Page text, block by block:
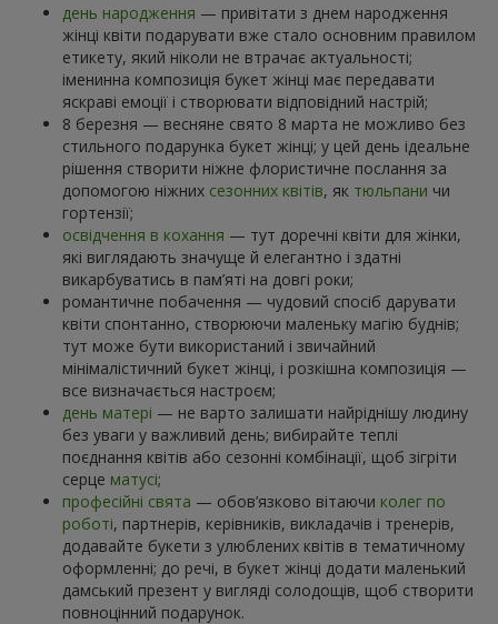
день народження — привітати з днем народження
жінці квіти подарувати вже стало основним правилом
етикету, який ніколи не втрачає актуальності;
іменинна композиція букет жінці має передавати
яскраві емоції і створювати відповідний настрій;
8 березня — весняне свято 8 марта не можливо без
стильного подарунка букет жінці; у цей день ідеальне
рішення створити ніжне флористичне послання за
допомогою ніжних сезонних квітів, як тюльпани чи
гортензії;
освідчення в кохання — тут доречні квіти для жінки,
які виглядають значуще й елегантно і здатні
викарбуватись в пам’яті на довгі роки;
романтичне побачення — чудовий спосіб дарувати
квіти спонтанно, створюючи маленьку магію буднів;
тут може бути використаний і звичайний
мінімалістичний букет жінці, і розкішна композиція —
все визначається настроєм;
день матері — не варто залишати найріднішу людину
без уваги у важливий день; вибирайте теплі
поєднання квітів або сезонні комбінації, щоб зігріти
серце матусі;
професійні свята — обов’язково вітаючи колег по
роботі, партнерів, керівників, викладачів і тренерів,
додавайте букети з улюблених квітів в тематичному
оформленні; до речі, в букет жінці додати маленький
дамський презент у вигляді солодощів, щоб створити
повноцінний подарунок.